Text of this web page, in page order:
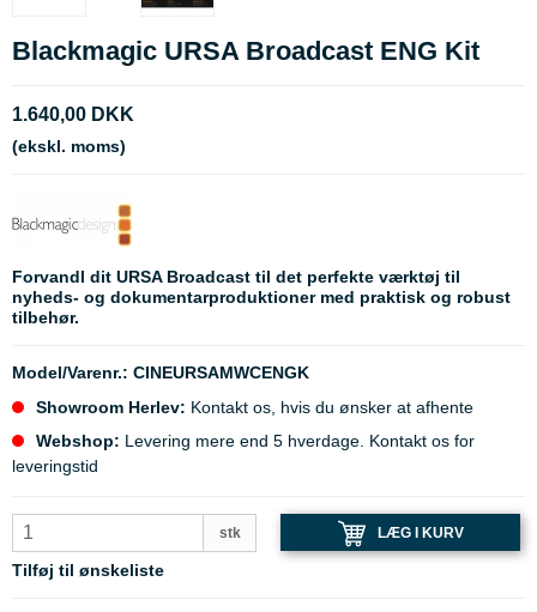
Blackmagic URSA Broadcast ENG Kit
1.640,00 DKK
(ekskl. moms)
Forvandl dit URSA Broadcast til det perfekte værktøj til
nyheds- og dokumentarproduktioner med praktisk og robust
tilbehør.
Model/Varenr.: CINEURSAMWCENGK
Showroom Herlev: Kontakt os, hvis du ønsker at afhente
Webshop: Levering mere end 5 hverdage. Kontakt os for
leveringstid
stk LÆG I KURV
Tilføj til ønskeliste